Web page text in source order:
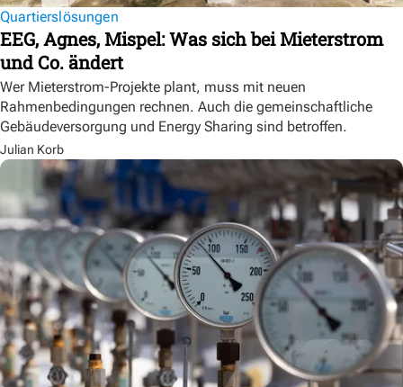
Quartierslösungen
EEG, Agnes, Mispel: Was sich bei Mieterstrom
und Co. ändert
Wer Mieterstrom-Projekte plant, muss mit neuen
Rahmenbedingungen rechnen. Auch die gemeinschaftliche
Gebäudeversorgung und Energy Sharing sind betroffen.
Julian Korb